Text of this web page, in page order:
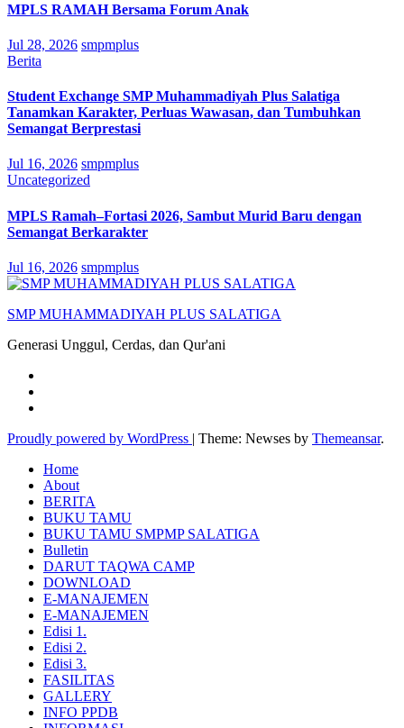
MPLS RAMAH Bersama Forum Anak
Jul 28, 2026 smpmplus
Berita
Student Exchange SMP Muhammadiyah Plus Salatiga
Tanamkan Karakter, Perluas Wawasan, dan Tumbuhkan
Semangat Berprestasi
Jul 16, 2026 smpmplus
Uncategorized
MPLS Ramah–Fortasi 2026, Sambut Murid Baru dengan
Semangat Berkarakter
Jul 16, 2026 smpmplus
SMP MUHAMMADIYAH PLUS SALATIGA
Generasi Unggul, Cerdas, dan Qur'ani
Proudly powered by WordPress | Theme: Newses by Themeansar.
Home
About
BERITA
BUKU TAMU
BUKU TAMU SMPMP SALATIGA
Bulletin
DARUT TAQWA CAMP
DOWNLOAD
E-MANAJEMEN
E-MANAJEMEN
Edisi 1.
Edisi 2.
Edisi 3.
FASILITAS
GALLERY
INFO PPDB